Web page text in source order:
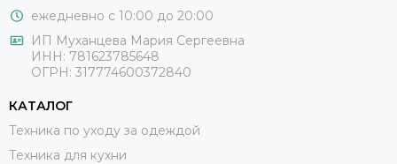
ежедневно с 10:00 до 20:00
ИП Муханцева Мария Сергеевна
ИНН: 781623785648
ОГРН: 317774600372840
КАТАЛОГ
Техника по уходу за одеждой
Техника для кухни